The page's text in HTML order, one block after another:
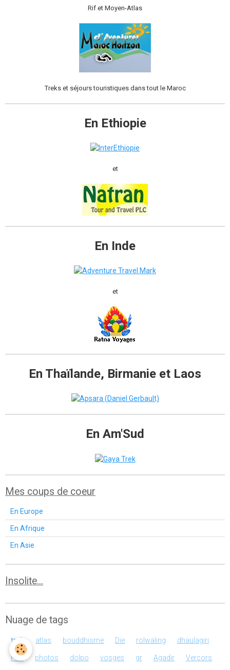
Rif et Moyen-Atlas
Treks et séjours touristiques dans tout le Maroc
En Ethiopie
et
En Inde
et
En Thaïlande, Birmanie et Laos
En Am'Sud
Mes coups de coeur
En Europe
En Afrique
En Asie
Insolite...
Nuage de tags
trek atlas bouddhisme Die rolwaling dhaulagiri
Phu photos dolpo vosges gr Agadir Vercors